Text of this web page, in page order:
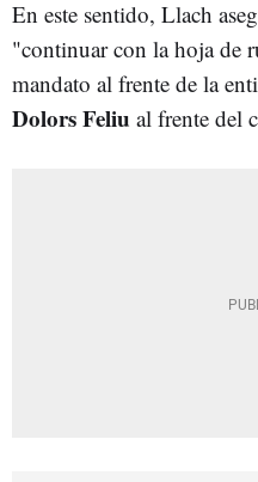
En este sentido, Llach
"continuar con la hoja de
mandato al frente de la
Dolors Feliu al frente del